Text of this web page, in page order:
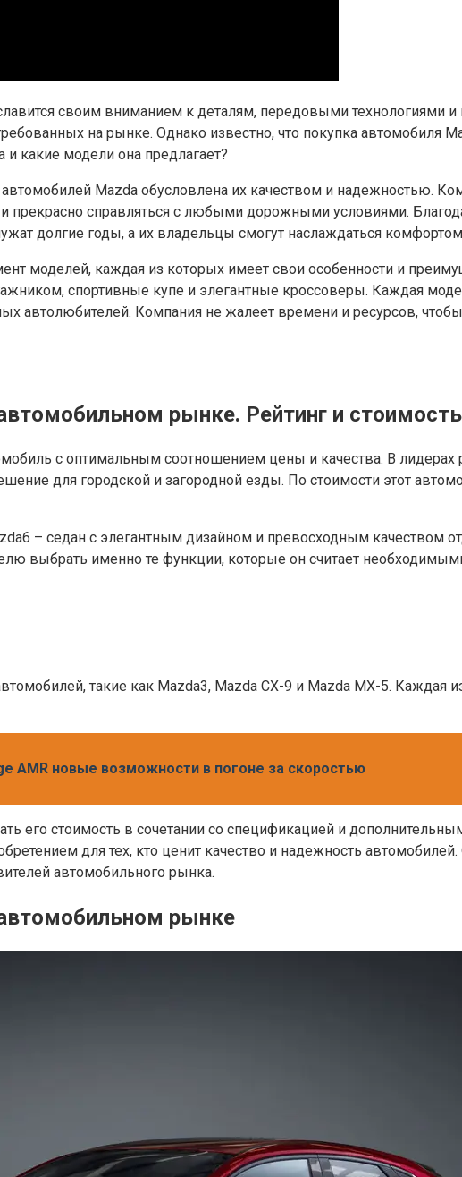
своим вниманием к деталям, передовыми
на рынке. Однако известно, что покупка автомобиля
какие модели она предлагает?
Mazda обусловлена их качеством и надежностью.
прекрасно справляться с любыми дорожными условиями.
долгие годы, а их владельцы смогут наслаждаться
моделей, каждая из которых имеет свои особенности и
спортивные купе и элегантные кроссоверы. Каждая
автолюбителей. Компания не жалеет времени и ресурсов,
рынке. Рейтинг и
с оптимальным соотношением цены и качества. В лидерах
для городской и загородной езды. По стоимости этот
– седан с элегантным дизайном и превосходным качеством
выбрать именно те функции, которые он считает
такие как Mazda3, Mazda CX-9 и Mazda MX-5. Каждая
AMR новые возможности в погоне за скоростью
его стоимость в сочетании со спецификацией и
для тех, кто ценит качество и надежность
автомобильного рынка.
рынке